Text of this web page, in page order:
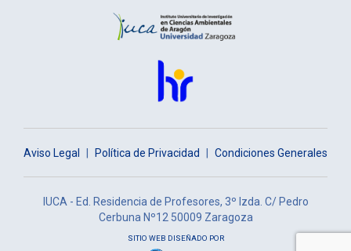
Aviso Legal Política de Privacidad Condiciones Generales
IUCA - Ed. Residencia de Profesores, 3º Izda. C/ Pedro
Cerbuna Nº12 50009 Zaragoza
SITIO WEB DISEÑADO POR